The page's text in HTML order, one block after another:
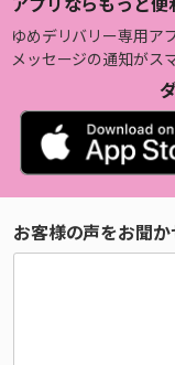
ゆめデリバリー専用ア
メッセージの通知がス
お客様の声をお聞